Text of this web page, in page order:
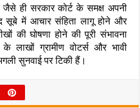
ही सरकार कोर्ट के समक्ष अपनी
सूबे में आचार संहिता लागू होने और
की घोषणा होने की पूरी संभावना
लाखों ग्रामीण वोटर्स और भावी
सुनवाई पर टिकी हैं।